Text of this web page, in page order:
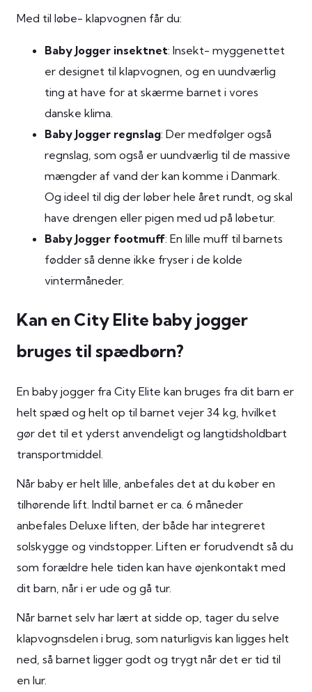
Med til løbe- klapvognen får du:
Baby Jogger insektnet: Insekt- myggenettet
er designet til klapvognen, og en uundværlig
ting at have for at skærme barnet i vores
danske klima.
Baby Jogger regnslag: Der medfølger også
regnslag, som også er uundværlig til de massive
mængder af vand der kan komme i Danmark.
Og ideel til dig der løber hele året rundt, og skal
have drengen eller pigen med ud på løbetur.
Baby Jogger footmuff: En lille muff til barnets
fødder så denne ikke fryser i de kolde
vintermåneder.
Kan en City Elite baby jogger
bruges til spædbørn?
En baby jogger fra City Elite kan bruges fra dit barn er
helt spæd og helt op til barnet vejer 34 kg, hvilket
gør det til et yderst anvendeligt og langtidsholdbart
transportmiddel.
Når baby er helt lille, anbefales det at du køber en
tilhørende lift. Indtil barnet er ca. 6 måneder
anbefales Deluxe liften, der både har integreret
solskygge og vindstopper. Liften er forudvendt så du
som forældre hele tiden kan have øjenkontakt med
dit barn, når i er ude og gå tur.
Når barnet selv har lært at sidde op, tager du selve
klapvognsdelen i brug, som naturligvis kan ligges helt
ned, så barnet ligger godt og trygt når det er tid til
en lur.